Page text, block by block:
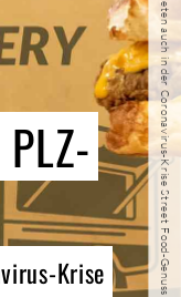
Krise